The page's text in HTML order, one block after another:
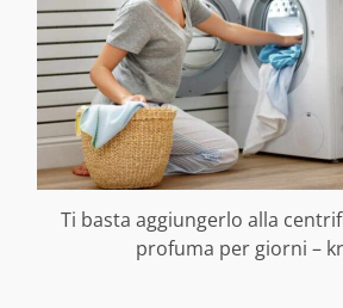
Ti basta aggiungerlo alla
profuma per giorni –